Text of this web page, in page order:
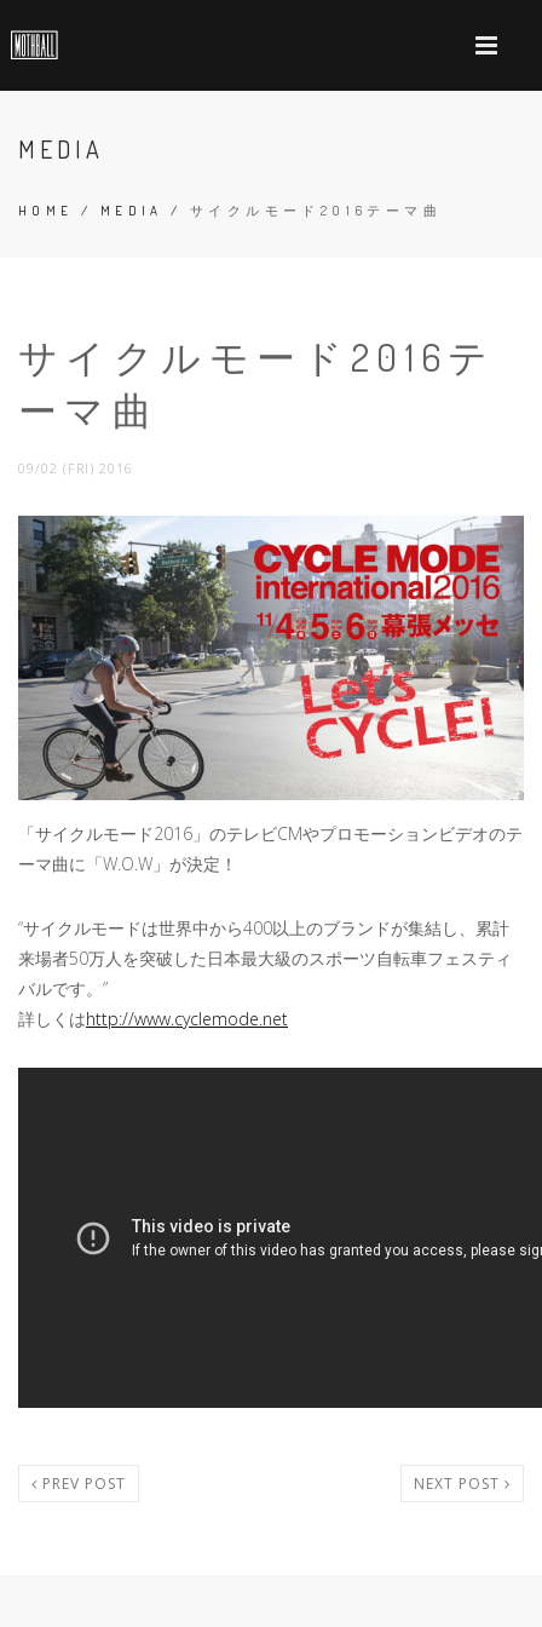
MEDIA
HOME / MEDIA /サイクルモード2016テーマ曲
サイクルモード2016テ
ーマ曲
09/02 (FRI) 2016
「サイクルモード2016」のテレビCMやプロモーションビデオのテ
ーマ曲に「W.O.W」が決定！
“サイクルモードは世界中から400以上のブランドが集結し、累計
来場者50万人を突破した日本最大級のスポーツ自転車フェスティ
バルです。”
詳しくはhttp://www.cyclemode.net
PREV POST NEXT POST